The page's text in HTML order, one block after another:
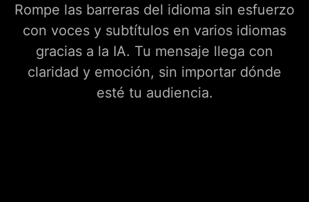
Rompe las barreras del idioma sin esfuerzo
con voces y subtítulos en varios idiomas
gracias a la IA. Tu mensaje llega con
claridad y emoción, sin importar dónde
esté tu audiencia.